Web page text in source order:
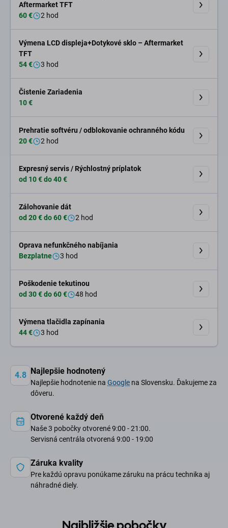
Aftermarket TFT
60 €
2 hod
Výmena LCD displeja+Dotykové sklo – Aftermarket
TFT
54 €
3 hod
Čistenie Zariadenia
10 €
Prehratie softvéru / odblokovanie ochranného kódu
20 €
2 hod
Expresný servis / Rýchlostný príplatok
od 10 € do 40 €
Zálohovanie dát
od 20 € do 60 €
2 hod
Oprava nefunkčného nabíjania
Bezplatne
3 hod
Poškodenie tekutinou
od 30 € do 60 €
48 hod
Výmena tlačidla zapínania
44 €
3 hod
4.8 Najlepšie hodnotený
Najlepšie hodnotenie na Google na Slovensku. Ďakujeme za
dôveru.
Otvorené každý deň
Naše 3 pobočky otvorené 9:00 - 21:00.
Servisná centrála otvorená 9:00 - 19:00
Záruka kvality
Pre každú opravu ponúkame záruku na prácu technika aj
náhradné diely.